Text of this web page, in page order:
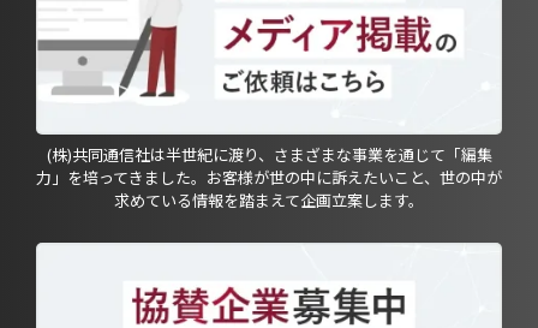
(株)共同通信社は半世紀に渡り、さまざまな事業を通じて「編集
力」を培ってきました。お客様が世の中に訴えたいこと、世の中が
求めている情報を踏まえて企画立案します。